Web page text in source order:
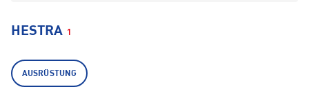
HESTRA 1
AUSRÜSTUNG